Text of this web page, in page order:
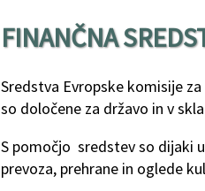
FINANČNA
Sredstva Evropske komisije
so določene za državo in v
S pomočjo sredstev so dijaki
prevoza, prehrane in oglede